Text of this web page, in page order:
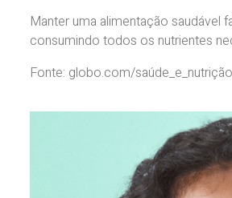
Manter uma alimentação
consumindo todos os nutrientes
Fonte: globo.com/saúde_e_nutrição